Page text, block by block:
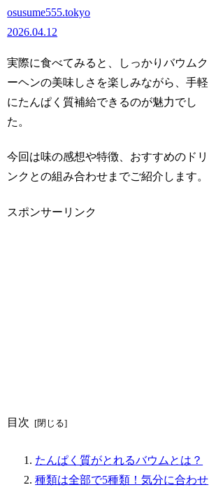
osusume555.tokyo
2026.04.12
実際に食べてみると、しっかりバウムク
ーヘンの美味しさを楽しみながら、手軽
にたんぱく質補給できるのが魅力でし
た。
今回は味の感想や特徴、おすすめのドリ
ンクとの組み合わせまでご紹介します。
スポンサーリンク
目次
たんぱく質がとれるバウムとは？
種類は全部で5種類！気分に合わせ